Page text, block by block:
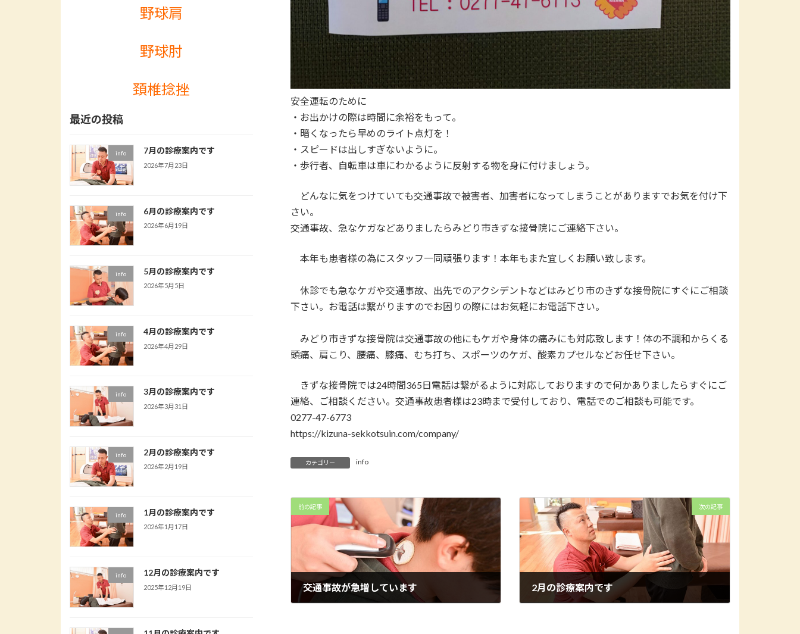
安全運転のために
・お出かけの際は時間に余裕をもって。
・暗くなったら早めのライト点灯を！
・スピードは出しすぎないように。
・歩行者、自転車は車にわかるように反射する物を身に付けましょう。
どんなに気をつけていても交通事故で被害者、加害者になってしまうことがありますでお気を付け下
さい。
交通事故、急なケガなどありましたらみどり市きずな接骨院にご連絡下さい。
本年も患者様の為にスタッフ一同頑張ります！本年もまた宜しくお願い致します。
休診でも急なケガや交通事故、出先でのアクシデントなどはみどり市のきずな接骨院にすぐにご相談
下さい。お電話は繋がりますのでお困りの際にはお気軽にお電話下さい。
みどり市きずな接骨院は交通事故の他にもケガや身体の痛みにも対応致します！体の不調和からくる
頭痛、肩こり、腰痛、膝痛、むち打ち、スポーツのケガ、酸素カプセルなどお任せ下さい。
きずな接骨院では24時間365日電話は繋がるように対応しておりますので何かありましたらすぐにご
連絡、ご相談ください。交通事故患者様は23時まで受付しており、電話でのご相談も可能です。
0277-47-6773
https://kizuna-sekkotsuin.com/company/
カテゴリー info
前の記事
交通事故が急増しています
次の記事
2月の診療案内です
野球肩
野球肘
頚椎捻挫
最近の投稿
info 7月の診療案内です
2026年7月23日
info 6月の診療案内です
2026年6月19日
info 5月の診療案内です
2026年5月5日
info 4月の診療案内です
2026年4月29日
info 3月の診療案内です
2026年3月31日
info 2月の診療案内です
2026年2月19日
info 1月の診療案内です
2026年1月17日
info 12月の診療案内です
2025年12月19日